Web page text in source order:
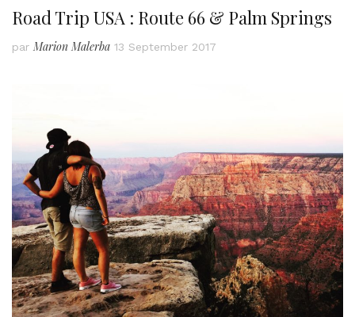
Road Trip USA : Route 66 & Palm Springs
par Marion Malerba 13 September 2017